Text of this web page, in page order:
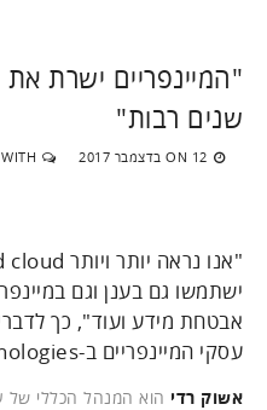
"המיינפריים ישרת
שנים רבות"
ON 12 בדצמבר 2017 WITH
ישתמשו גם בענן וגם
אבטחת מידע ועוד", כך
עסקי המיינפריים ב-CA Technologies
אשוק רדי הוא המנהל הכללי של